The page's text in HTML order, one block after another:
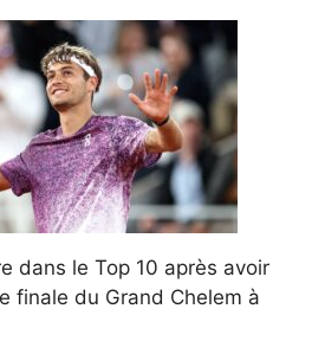
dans le Top 10 après avoir
finale du Grand Chelem à